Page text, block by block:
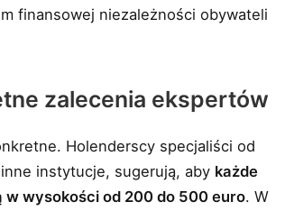
finansowej niezależności obywateli
zalecenia ekspertów
Holenderscy specjaliści od
instytucje, sugerują, aby każde
w wysokości od 200 do 500 euro. W